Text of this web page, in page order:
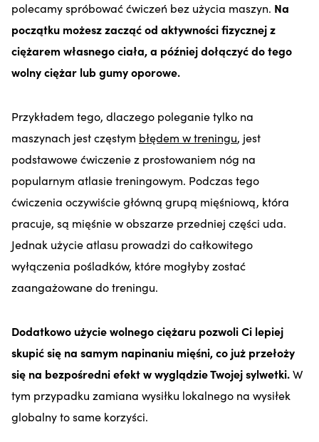
polecamy spróbować ćwiczeń bez użycia maszyn. Na
początku możesz zacząć od aktywności fizycznej z
ciężarem własnego ciała, a później dołączyć do tego
wolny ciężar lub gumy oporowe.
Przykładem tego, dlaczego poleganie tylko na
maszynach jest częstym błędem w treningu, jest
podstawowe ćwiczenie z prostowaniem nóg na
popularnym atlasie treningowym. Podczas tego
ćwiczenia oczywiście główną grupą mięśniową, która
pracuje, są mięśnie w obszarze przedniej części uda.
Jednak użycie atlasu prowadzi do całkowitego
wyłączenia pośladków, które mogłyby zostać
zaangażowane do treningu.
Dodatkowo użycie wolnego ciężaru pozwoli Ci lepiej
skupić się na samym napinaniu mięśni, co już przełoży
się na bezpośredni efekt w wyglądzie Twojej sylwetki.W
tym przypadku zamiana wysiłku lokalnego na wysiłek
globalny to same korzyści.